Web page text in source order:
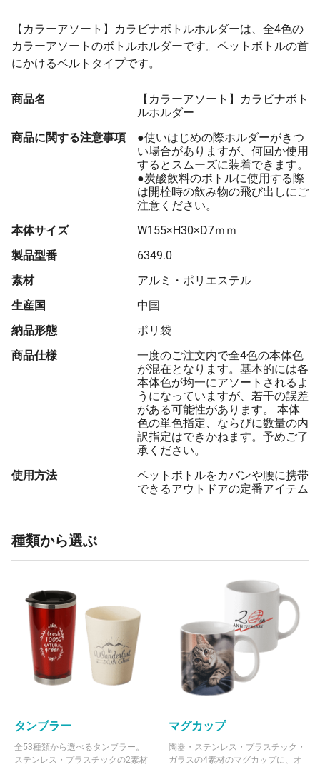
【カラーアソート】カラビナボトルホルダーは、全4色の
カラーアソートのボトルホルダーです。ペットボトルの首
にかけるベルトタイプです。
商品名
【カラーアソート】カラビナボト
ルホルダー
商品に関する注意事項
●使いはじめの際ホルダーがきつ
い場合がありますが、何回か使用
するとスムーズに装着できます。
●炭酸飲料のボトルに使用する際
は開栓時の飲み物の飛び出しにご
注意ください。
本体サイズ
W155×H30×D7ｍｍ
製品型番
6349.0
素材
アルミ・ポリエステル
生産国
中国
納品形態
ポリ袋
商品仕様
一度のご注文内で全4色の本体色
が混在となります。基本的には各
本体色が均一にアソートされるよ
うになっていますが、若干の誤差
がある可能性があります。 本体
色の単色指定、ならびに数量の内
訳指定はできかねます。予めご了
承ください。
使用方法
ペットボトルをカバンや腰に携帯
できるアウトドアの定番アイテム
種類から選ぶ
タンブラー
全53種類から選べるタンブラー。
ステンレス・プラスチックの2素材
マグカップ
陶器・ステンレス・プラスチック・
ガラスの4素材のマグカップに、オ